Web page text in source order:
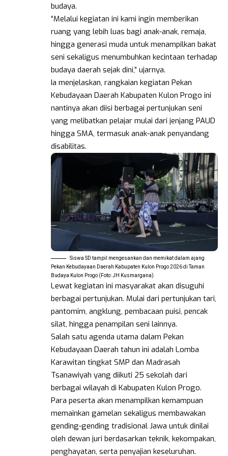
budaya.
“Melalui kegiatan ini kami ingin memberikan
ruang yang lebih luas bagi anak-anak, remaja,
hingga generasi muda untuk menampilkan bakat
seni sekaligus menumbuhkan kecintaan terhadap
budaya daerah sejak dini,” ujarnya.
Ia menjelaskan, rangkaian kegiatan Pekan
Kebudayaan Daerah Kabupaten Kulon Progo ini
nantinya akan diisi berbagai pertunjukan seni
yang melibatkan pelajar mulai dari jenjang PAUD
hingga SMA, termasuk anak-anak penyandang
disabilitas.
Siswa SD tampil mengesankan dan memikat dalam ajang
Pekan Kebudayaan Daerah Kabupaten Kulon Progo 2026 di Taman
Budaya Kulon Progo (Foto: JH Kusmargana)
Lewat kegiatan ini masyarakat akan disuguhi
berbagai pertunjukan. Mulai dari pertunjukan tari,
pantomim, angklung, pembacaan puisi, pencak
silat, hingga penampilan seni lainnya.
Salah satu agenda utama dalam Pekan
Kebudayaan Daerah tahun ini adalah Lomba
Karawitan tingkat SMP dan Madrasah
Tsanawiyah yang diikuti 25 sekolah dari
berbagai wilayah di Kabupaten Kulon Progo.
Para peserta akan menampilkan kemampuan
memainkan gamelan sekaligus membawakan
gending-gending tradisional Jawa untuk dinilai
oleh dewan juri berdasarkan teknik, kekompakan,
penghayatan, serta penyajian keseluruhan.